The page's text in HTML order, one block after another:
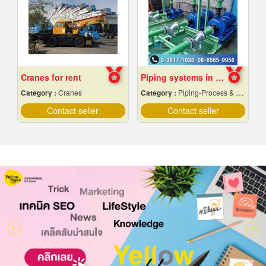
Cranes for rent
Category : Cranes
Contact seller
Piping systems in industrial plants
Category : Piping-Process & Industrial
Contact seller